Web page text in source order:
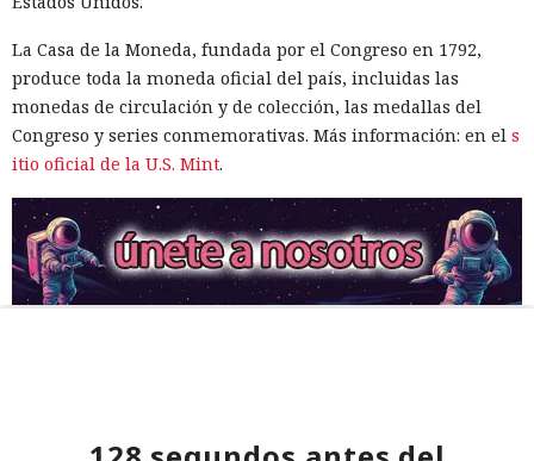
La Casa de la Moneda, fundada por el Congreso en 1792,
produce toda la moneda oficial del país, incluidas las
monedas de circulación y de colección, las medallas del
Congreso y series conmemorativas. Más información: en el s
itio oficial de la U.S. Mint.